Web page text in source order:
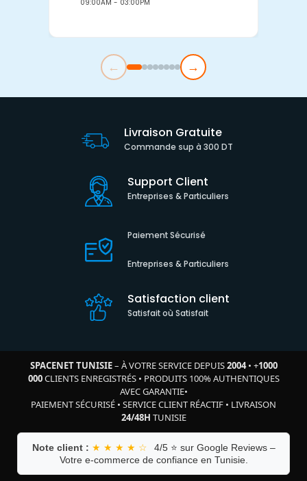
09:00AM - 03:00PM
← →
Livraison Gratuite
Commande sup à 300 DT
Support Client
Entreprises & Particuliers
Paiement Sécurisé
Entreprises & Particuliers
Satisfaction client
Satisfait où Satisfait
SPACENET TUNISIE– À VOTRE SERVICE DEPUIS2004• +1000
000CLIENTS ENREGISTRÉS• PRODUITS 100% AUTHENTIQUES
AVEC GARANTIE•
PAIEMENT SÉCURISÉ • SERVICE CLIENT RÉACTIF • LIVRAISON
24/48H TUNISIE
Note client : ★ ★ ★ ★ ☆
4/5 ⭐ sur Google Reviews –
Votre e-commerce de confiance en Tunisie.